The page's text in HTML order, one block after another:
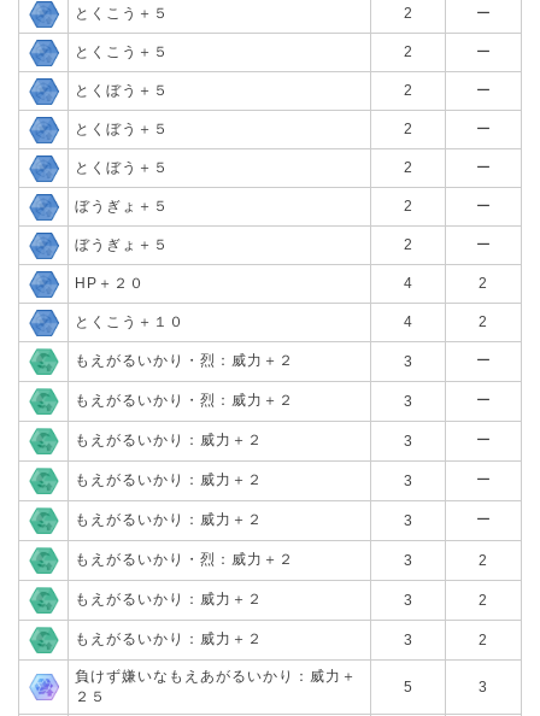
とくこう＋５ 2 ー
とくこう＋５ 2 ー
とくぼう＋５ 2 ー
とくぼう＋５ 2 ー
とくぼう＋５ 2 ー
ぼうぎょ＋５ 2 ー
ぼうぎょ＋５ 2 ー
HP＋２０ 4 2
とくこう＋１０ 4 2
もえがるいかり・烈：威力＋２ 3 ー
もえがるいかり・烈：威力＋２ 3 ー
もえがるいかり：威力＋２ 3 ー
もえがるいかり：威力＋２ 3 ー
もえがるいかり：威力＋２ 3 ー
もえがるいかり・烈：威力＋２ 3 2
もえがるいかり：威力＋２ 3 2
もえがるいかり：威力＋２ 3 2
負けず嫌いなもえあがるいかり：威力＋
２５
5 3